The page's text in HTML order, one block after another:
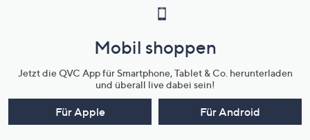
Mobil shoppen
Jetzt die QVC App für Smartphone, Tablet & Co. herunterladen
und überall live dabei sein!
Für Apple Für Android